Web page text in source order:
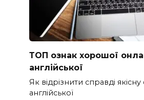
ТОП ознак хорошої
англійської
Як відрізнити справді
англійської